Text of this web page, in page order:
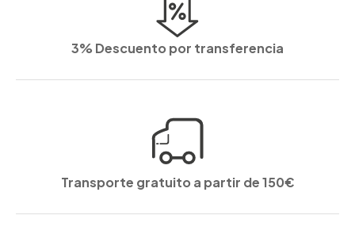
3% Descuento por transferencia
Transporte gratuito a partir de 150€